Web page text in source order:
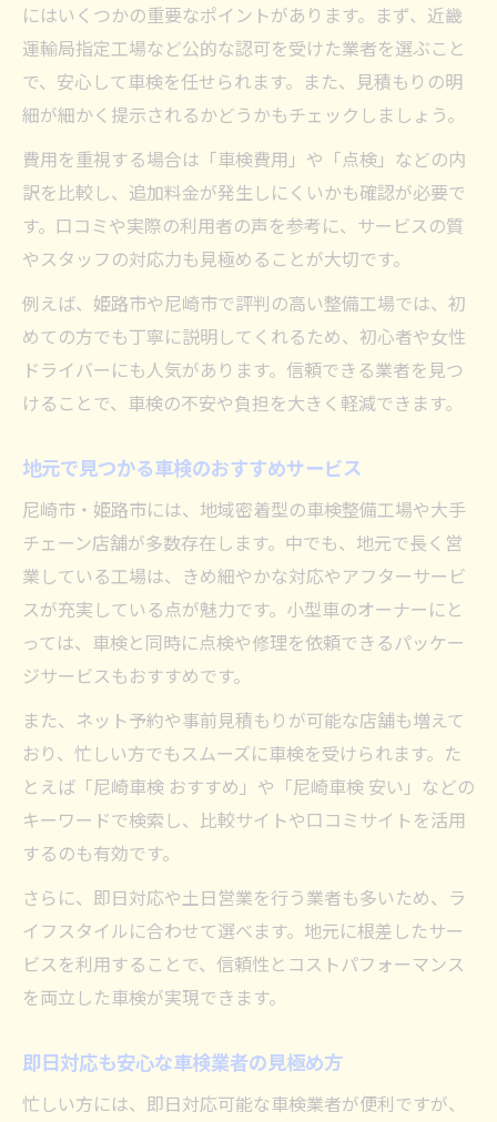
にはいくつかの重要なポイントがあります。まず、近畿
運輸局指定工場など公的な認可を受けた業者を選ぶこと
で、安心して車検を任せられます。また、見積もりの明
細が細かく提示されるかどうかもチェックしましょう。
費用を重視する場合は「車検費用」や「点検」などの内
訳を比較し、追加料金が発生しにくいかも確認が必要で
す。口コミや実際の利用者の声を参考に、サービスの質
やスタッフの対応力も見極めることが大切です。
例えば、姫路市や尼崎市で評判の高い整備工場では、初
めての方でも丁寧に説明してくれるため、初心者や女性
ドライバーにも人気があります。信頼できる業者を見つ
けることで、車検の不安や負担を大きく軽減できます。
地元で見つかる車検のおすすめサービス
尼崎市・姫路市には、地域密着型の車検整備工場や大手
チェーン店舗が多数存在します。中でも、地元で長く営
業している工場は、きめ細やかな対応やアフターサービ
スが充実している点が魅力です。小型車のオーナーにと
っては、車検と同時に点検や修理を依頼できるパッケー
ジサービスもおすすめです。
また、ネット予約や事前見積もりが可能な店舗も増えて
おり、忙しい方でもスムーズに車検を受けられます。た
とえば「尼崎車検 おすすめ」や「尼崎車検 安い」などの
キーワードで検索し、比較サイトや口コミサイトを活用
するのも有効です。
さらに、即日対応や土日営業を行う業者も多いため、ラ
イフスタイルに合わせて選べます。地元に根差したサー
ビスを利用することで、信頼性とコストパフォーマンス
を両立した車検が実現できます。
即日対応も安心な車検業者の見極め方
忙しい方には、即日対応可能な車検業者が便利ですが、